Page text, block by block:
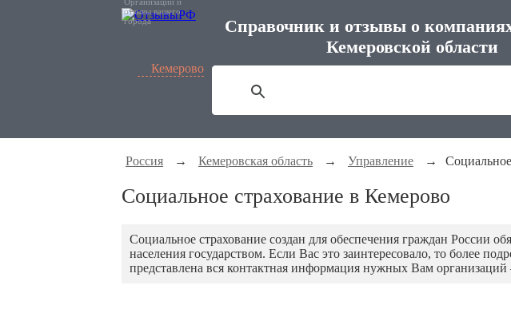
отзывы вашего
города
Справочник и отзывы о
Кемеровской области
Кемерово
Россия → Кемеровская область → Управление →
Социальное страхование в Кемерово
Социальное страхование создан для обеспечения граждан России
населения государством. Если Вас это заинтересовало, то более
представлена вся контактная информация нужных Вам